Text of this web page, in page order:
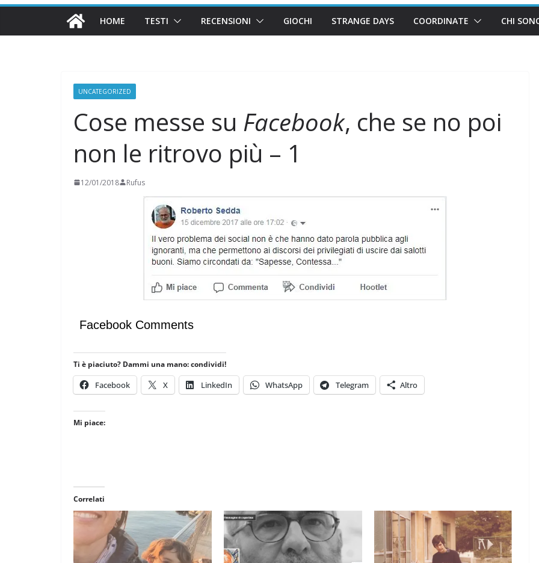
HOME TESTI RECENSIONI GIOCHI STRANGE DAYS COORDINATE CHI
UNCATEGORIZED
Cose messe su Facebook, che se no poi
non le ritrovo più – 1
12/01/2018 Rufus
Facebook Comments
Ti è piaciuto? Dammi una mano: condividi!
Facebook X LinkedIn WhatsApp Telegram Altro
Mi piace:
Correlati
il conflitto alla
per la Pace di
COORDINATE EVIDENZA
IL PENSIERO
OPINIONI
POLITICA